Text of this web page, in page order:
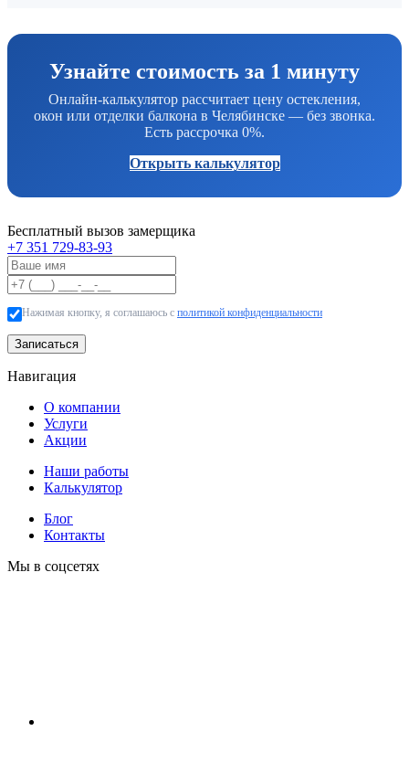
Узнайте стоимость за 1 минуту
Онлайн-калькулятор рассчитает цену остекления,
окон или отделки балкона в Челябинске — без звонка.
Есть рассрочка 0%.
Открыть калькулятор
Бесплатный вызов замерщика
+7 351 729-83-93
Нажимая кнопку, я соглашаюсь с политикой конфиденциальности
Записаться
Навигация
О компании
Услуги
Акции
Наши работы
Калькулятор
Блог
Контакты
Мы в соцсетях